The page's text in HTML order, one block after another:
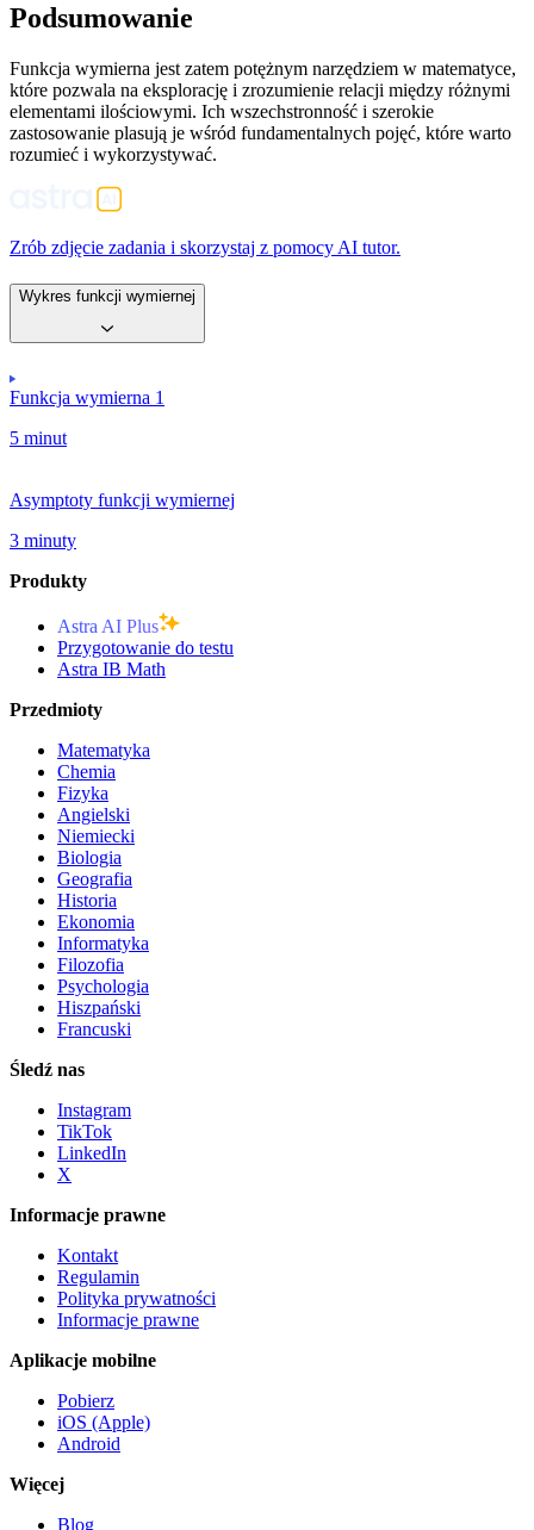
Podsumowanie
Funkcja wymierna jest zatem potężnym narzędziem w matematyce,
które pozwala na eksplorację i zrozumienie relacji między różnymi
elementami ilościowymi. Ich wszechstronność i szerokie
zastosowanie plasują je wśród fundamentalnych pojęć, które warto
rozumieć i wykorzystywać.
Zrób zdjęcie zadania i skorzystaj z pomocy AI tutor.
Wykres funkcji wymiernej
Funkcja wymierna 1
5 minut
Asymptoty funkcji wymiernej
3 minuty
Produkty
Astra AI Plus
Przygotowanie do testu
Astra IB Math
Przedmioty
Matematyka
Chemia
Fizyka
Angielski
Niemiecki
Biologia
Geografia
Historia
Ekonomia
Informatyka
Filozofia
Psychologia
Hiszpański
Francuski
Śledź nas
Instagram
TikTok
LinkedIn
X
Informacje prawne
Kontakt
Regulamin
Polityka prywatności
Informacje prawne
Aplikacje mobilne
Pobierz
iOS (Apple)
Android
Więcej
Blog